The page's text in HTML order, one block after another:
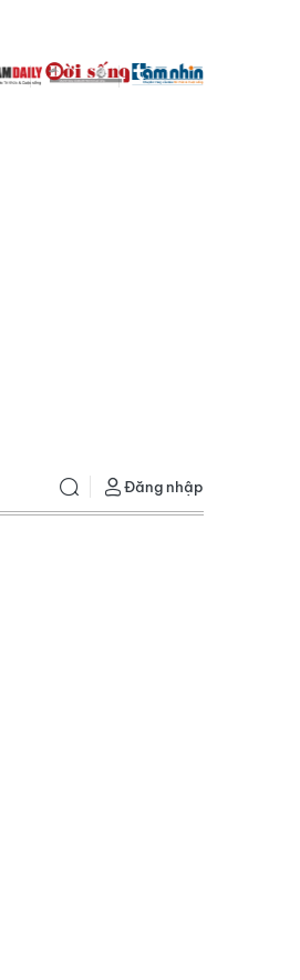
Đăng nhập